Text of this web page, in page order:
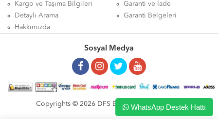
Kargo ve Taşıma Bilgileri
Detaylı Arama
Hakkımızda
Garanti ve İade
Garanti Belgeleri
Sosyal Medya
Copyrights © 2026 DFS ELEKTRONİK LTD. ŞTİ.
WhatsApp Destek Hattı